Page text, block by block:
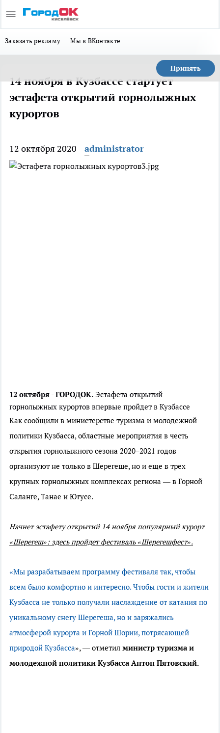
Заказать рекламу Мы в ВКонтакте
Принять
14 ноября в Кузбассе стартует
эстафета открытий горнолыжных
курортов
12 октября 2020 administrator
12 октября - ГОРОДОК. Эстафета открытий
горнолыжных курортов впервые пройдет в Кузбассе
Как сообщили в министерстве туризма и молодежной
политики Кузбасса, областные мероприятия в честь
открытия горнолыжного сезона 2020–2021 годов
организуют не только в Шерегеше, но и еще в трех
крупных горнолыжных комплексах региона — в Горной
Саланге, Танае и Югусе.
Начнет эстафету открытий 14 ноября популярный курорт
«Шерегеш»: здесь пройдет фестиваль «Шерегешфест».
«Мы разрабатываем программу фестиваля так, чтобы
всем было комфортно и интересно. Чтобы гости и жители
Кузбасса не только получали наслаждение от катания по
уникальному снегу Шерегеша, но и заряжались
атмосферой курорта и Горной Шории, потрясающей
природой Кузбасса», — отметил министр туризма и
молодежной политики Кузбасса Антон Пятовский.